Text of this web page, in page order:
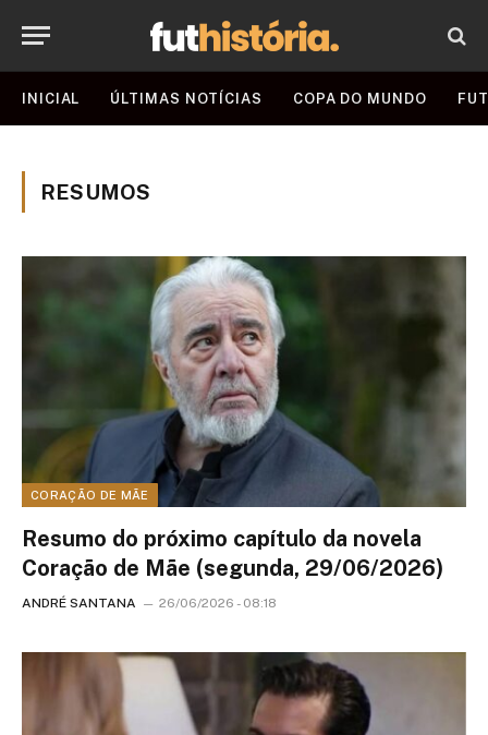
INICIAL ÚLTIMAS NOTÍCIAS COPA DO MUNDO
RESUMOS
CORAÇÃO DE MÃE
Resumo do próximo capítulo da novela
Coração de Mãe (segunda, 29/06/2026)
ANDRÉ SANTANA 26/06/2026 - 08:18